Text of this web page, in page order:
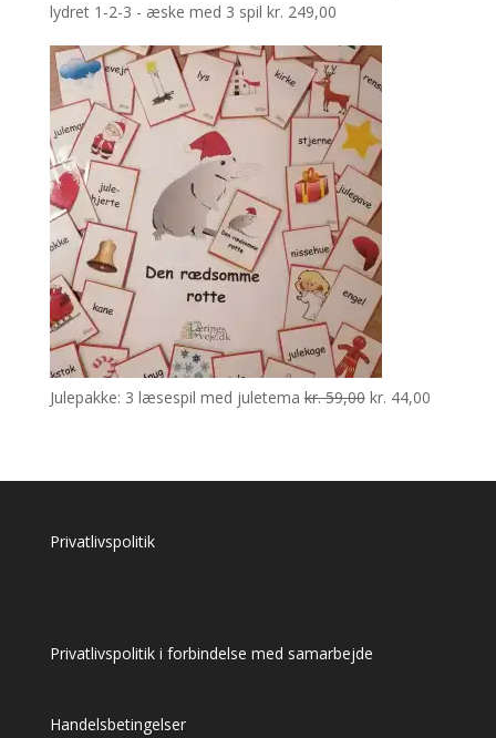
lydret 1-2-3 - æske med 3 spil kr. 249,00
Julepakke: 3 læsespil med juletema kr.59,00 Den
kr. 44,00Den
Privatlivspolitik
Privatlivspolitik i forbindelse med samarbejde
Handelsbetingelser